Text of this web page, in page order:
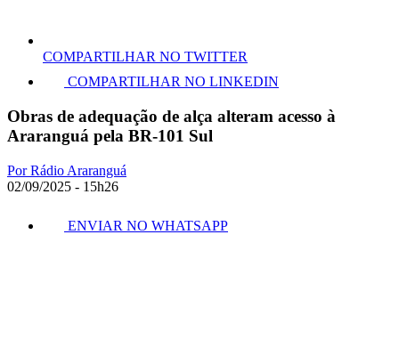
COMPARTILHAR NO TWITTER
COMPARTILHAR NO LINKEDIN
Obras de adequação de alça alteram acesso à
Araranguá pela BR-101 Sul
Por Rádio Araranguá
02/09/2025 - 15h26
ENVIAR NO WHATSAPP